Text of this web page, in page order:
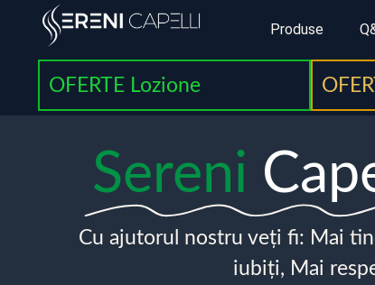
Produse
OFERTE Lozione
Sereni
Cu ajutorul nostru veți fi: Mai
iubiți, Mai